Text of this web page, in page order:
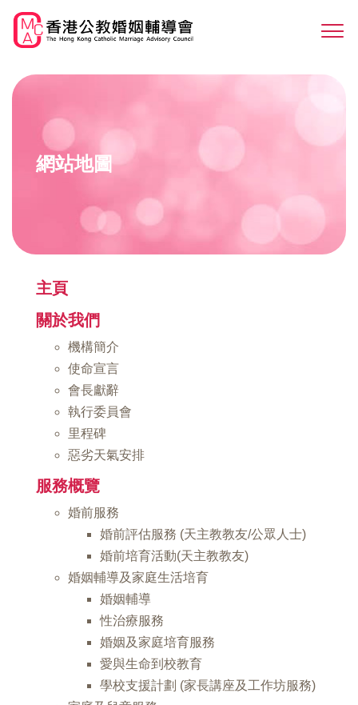
main
網站地圖
主頁
關於我們
機構簡介
使命宣言
會長獻辭
執行委員會
里程碑
惡劣天氣安排
服務概覽
婚前服務
婚前評估服務 (天主教教友/公眾人士)
婚前培育活動(天主教教友)
婚姻輔導及家庭生活培育
婚姻輔導
性治療服務
婚姻及家庭培育服務
愛與生命到校教育
學校支援計劃 (家長講座及工作坊服務)